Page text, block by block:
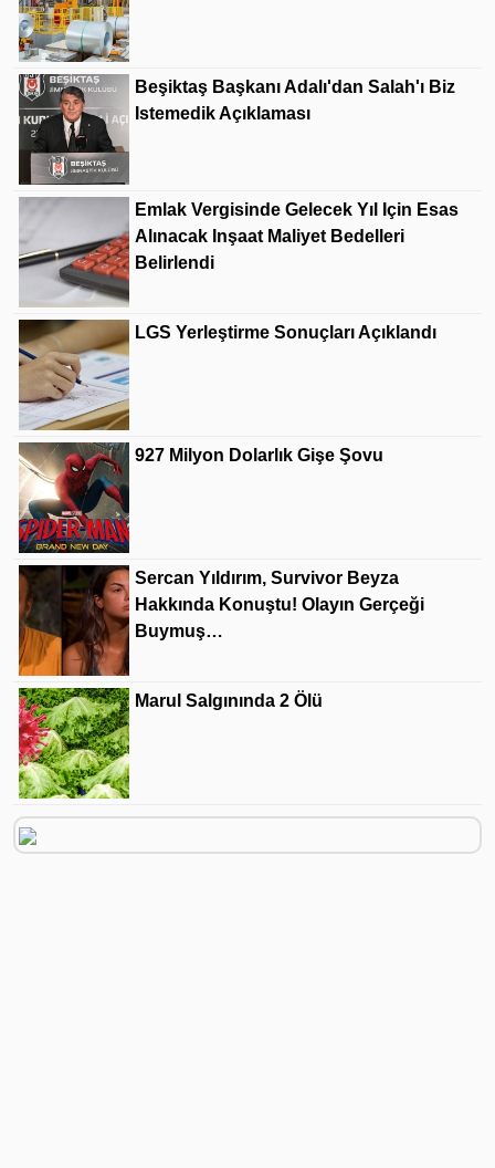
Beşiktaş Başkanı Adalı'dan Salah'ı Biz
Istemedik Açıklaması
Emlak Vergisinde Gelecek Yıl Için Esas
Alınacak Inşaat Maliyet Bedelleri
Belirlendi
LGS Yerleştirme Sonuçları Açıklandı
927 Milyon Dolarlık Gişe Şovu
Sercan Yıldırım, Survivor Beyza
Hakkında Konuştu! Olayın Gerçeği
Buymuş…
Marul Salgınında 2 Ölü